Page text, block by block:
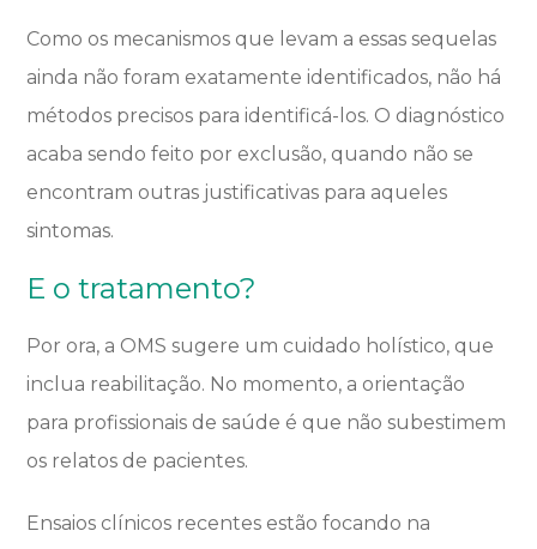
Como os mecanismos que levam a essas sequelas
ainda não foram exatamente identificados, não há
métodos precisos para identificá-los. O diagnóstico
acaba sendo feito por exclusão, quando não se
encontram outras justificativas para aqueles
sintomas.
E o tratamento?
Por ora, a OMS sugere um cuidado holístico, que
inclua reabilitação. No momento, a orientação
para profissionais de saúde é que não subestimem
os relatos de pacientes.
Ensaios clínicos recentes estão focando na